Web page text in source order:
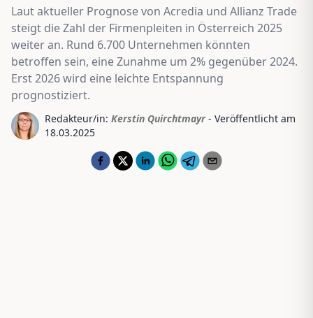
Laut aktueller Prognose von Acredia und Allianz Trade
steigt die Zahl der Firmenpleiten in Österreich 2025
weiter an. Rund 6.700 Unternehmen könnten
betroffen sein, eine Zunahme um 2% gegenüber 2024.
Erst 2026 wird eine leichte Entspannung
prognostiziert.
Redakteur/in: Kerstin Quirchtmayr - Veröffentlicht am
18.03.2025